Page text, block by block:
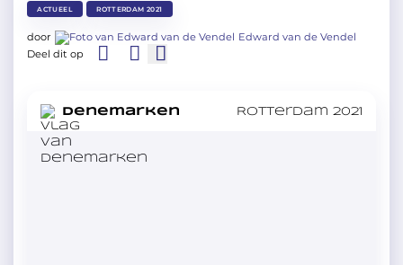
ACTUEEL ROTTERDAM 2021
door
Edward van de Vendel
Deel dit op
Denemarken
in Rotterdam 2021